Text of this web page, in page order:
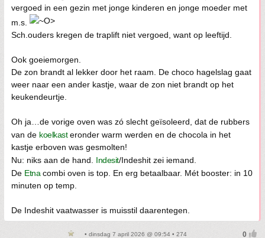
vergoed in een gezin met jonge kinderen en jonge moeder met
m.s.
Sch.ouders kregen de traplift niet vergoed, want op leeftijd.
Ook goeiemorgen.
De zon brandt al lekker door het raam. De choco hagelslag gaat
weer naar een ander kastje, waar de zon niet brandt op het
keukendeurtje.
Oh ja…de vorige oven was zó slecht geïsoleerd, dat de rubbers
van de koelkasteronder warm werden en de chocola in het
kastje erboven was gesmolten!
Nu: niks aan de hand. Indesit/Indeshit zei iemand.
De Etna combi oven is top. En erg betaalbaar. Mét booster: in 10
minuten op temp.
De Indeshit vaatwasser is muisstil daarentegen.
• dinsdag 7 april 2026 @ 09:54 • 274